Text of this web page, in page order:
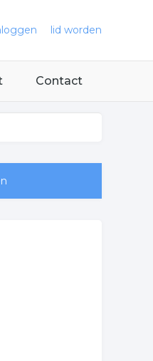
lid worden
Contact